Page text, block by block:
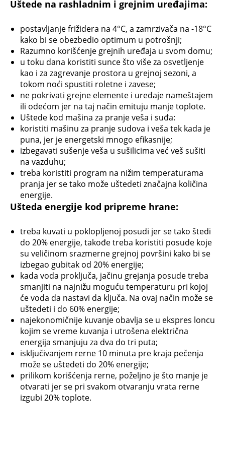
Uštede na rashladnim i grejnim uređajima:
postavljanje frižidera na 4°C, a zamrzivača na -18°C
kako bi se obezbedio optimum u potrošnji;
Razumno korišćenje grejnih uređaja u svom domu;
u toku dana koristiti sunce što više za osvetljenje
kao i za zagrevanje prostora u grejnoj sezoni, a
tokom noći spustiti roletne i zavese;
ne pokrivati grejne elemente i uređaje nameštajem
ili odećom jer na taj način emituju manje toplote.
Uštede kod mašina za pranje veša i suđa:
koristiti mašinu za pranje sudova i veša tek kada je
puna, jer je energetski mnogo efikasnije;
izbegavati sušenje veša u sušilicima već veš sušiti
na vazduhu;
treba koristiti program na nižim temperaturama
pranja jer se tako može uštedeti značajna količina
energije.
Ušteda energije kod pripreme hrane:
treba kuvati u poklopljenoj posudi jer se tako štedi
do 20% energije, takođe treba koristiti posude koje
su veličinom srazmerne grejnoj površini kako bi se
izbegao gubitak od 20% energije;
kada voda proključa, jačinu grejanja posude treba
smanjiti na najnižu moguću temperaturu pri kojoj
će voda da nastavi da ključa. Na ovaj način može se
uštedeti i do 60% energije;
najekonomičnije kuvanje obavlja se u ekspres loncu
kojim se vreme kuvanja i utrošena električna
energija smanjuju za dva do tri puta;
isključivanjem rerne 10 minuta pre kraja pečenja
može se uštedeti do 20% energije;
prilikom korišćenja rerne, poželjno je što manje je
otvarati jer se pri svakom otvaranju vrata rerne
izgubi 20% toplote.